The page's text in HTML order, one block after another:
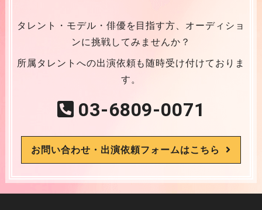
タレント・モデル・俳優を目指す方、オーディショ
ンに挑戦してみませんか？
所属タレントへの出演依頼も随時受け付けておりま
す。
03-6809-0071
お問い合わせ・出演依頼フォームはこちら